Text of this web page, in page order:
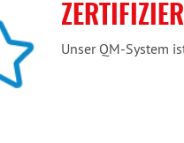
Unser QM-System